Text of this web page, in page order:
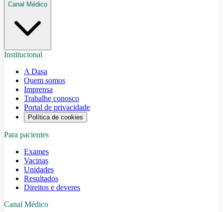
Canal Médico
Institucional
A Dasa
Quem somos
Imprensa
Trabalhe conosco
Portal de privacidade
Política de cookies
Para pacientes
Exames
Vacinas
Unidades
Resultados
Direitos e deveres
Canal Médico